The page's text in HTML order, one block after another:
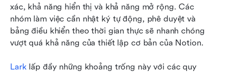
xác, khả năng hiển thị và khả năng mở rộng. Các
nhóm làm việc cần nhật ký tự động, phê duyệt và
bảng điều khiển theo thời gian thực sẽ nhanh chóng
vượt quá khả năng của thiết lập cơ bản của Notion.
Lark lấp đầy những khoảng trống này với các quy